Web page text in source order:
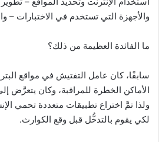
والأجهزة التي تستخدم في الاختبارات –
ما الفائدة العظيمة من ذلك؟
سابقًا، كان عامل التفتيش في مواقع
الأماكن الخطرة للمراقبة، وكان يتعرَّض
ولذا تمَّ اختراع تطبيقات متعددة تحمي
لكي يقوم بالتدخُّل قبل وقع الكوارث.